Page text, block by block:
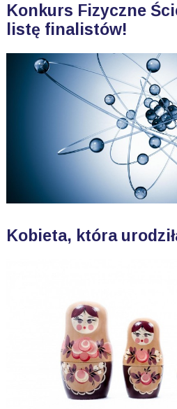
Konkurs Fizyczne
listę finalistów!
Kobieta, która